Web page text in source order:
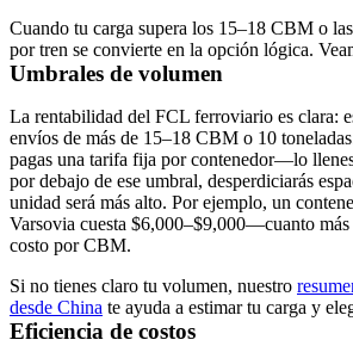
Cuando tu carga supera los 15–18 CBM o
por tren se convierte en la opción lógica.
Umbrales de volumen
La rentabilidad del FCL ferroviario es clara:
envíos de más de 15–18 CBM o 10 toneladas
pagas una tarifa fija por contenedor—lo
por debajo de ese umbral, desperdiciarás
unidad será más alto. Por ejemplo, un
Varsovia cuesta $6,000–$9,000—cuanto más
costo por CBM.
Si no tienes claro tu volumen, nuestro
desde China te ayuda a estimar tu carga y
Eficiencia de costos